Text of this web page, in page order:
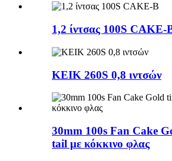
1,2 ίντσας 100S CAKE-
ΚΕΙΚ 260S 0,8 ιντσών
30mm 100s Fan Cake
tail με κόκκινο φλας